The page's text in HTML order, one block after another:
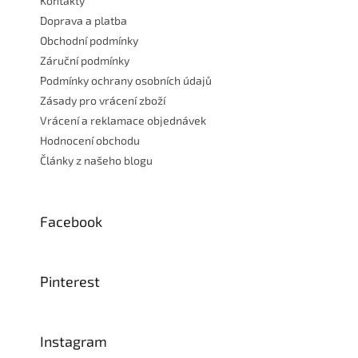
Doprava a platba
Obchodní podmínky
Záruční podmínky
Podmínky ochrany osobních údajů
Zásady pro vrácení zboží
Vrácení a reklamace objednávek
Hodnocení obchodu
Články z našeho blogu
Facebook
Pinterest
Instagram